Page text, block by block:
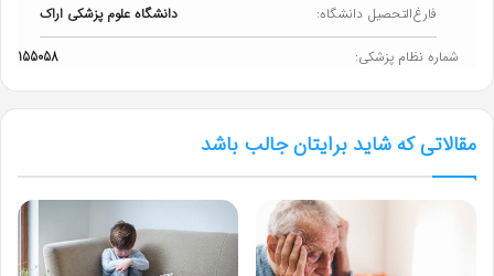
فارغ‌التحصیل دانشگاه: دانشگاه علوم پزشکی اراک
شماره نظام پزشکی: 155058
مقالاتی که شاید برایتان جالب باشد